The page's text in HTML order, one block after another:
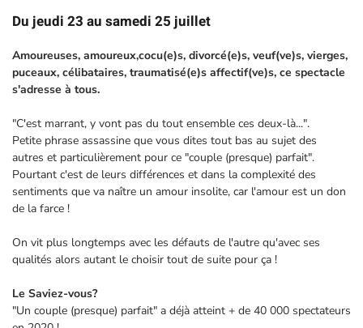
Du jeudi 23 au samedi 25 juillet
Amoureuses, amoureux,cocu(e)s, divorcé(e)s, veuf(ve)s, vierges,
puceaux, célibataires, traumatisé(e)s affectif(ve)s, ce spectacle
s'adresse à tous.
"C'est marrant, y vont pas du tout ensemble ces deux-là...".
Petite phrase assassine que vous dites tout bas au sujet des
autres et particulièrement pour ce "couple (presque) parfait".
Pourtant c'est de leurs différences et dans la complexité des
sentiments que va naître un amour insolite, car l'amour est un don
de la farce !
On vit plus longtemps avec les défauts de l'autre qu'avec ses
qualités alors autant le choisir tout de suite pour ça !
Le Saviez-vous?
"Un couple (presque) parfait" a déjà atteint + de 40 000 spectateurs